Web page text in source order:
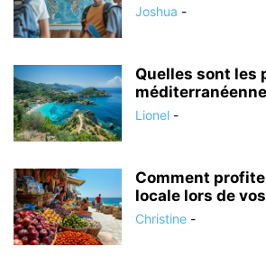
Joshua -
Quelles sont les
Lionel -
Comment
locale lors de
Christine -